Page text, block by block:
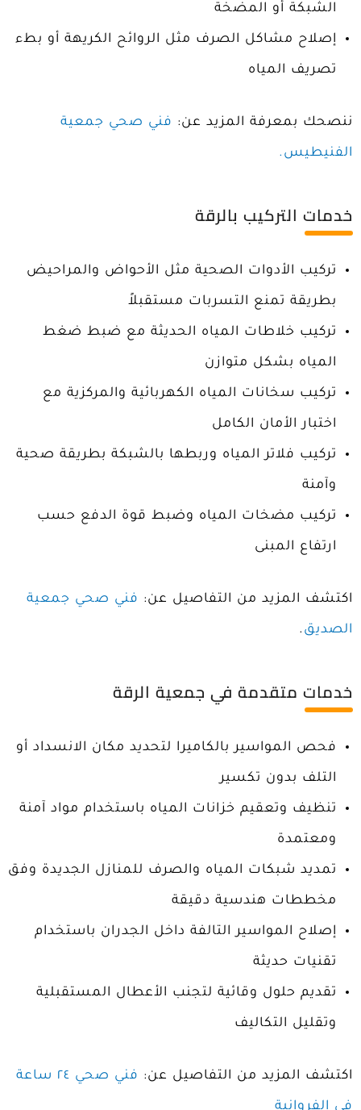
الشبكة أو المضخة
إصلاح مشاكل الصرف مثل الروائح الكريهة أو بطء
تصريف المياه
ننصحك بمعرفة المزيد عن: فني صحي جمعية
الفنيطيس.
خدمات التركيب بالرقة
تركيب الأدوات الصحية مثل الأحواض والمراحيض
بطريقة تمنع التسربات مستقبلاً
تركيب خلاطات المياه الحديثة مع ضبط ضغط
المياه بشكل متوازن
تركيب سخانات المياه الكهربائية والمركزية مع
اختبار الأمان الكامل
تركيب فلاتر المياه وربطها بالشبكة بطريقة صحية
وآمنة
تركيب مضخات المياه وضبط قوة الدفع حسب
ارتفاع المبنى
اكتشف المزيد من التفاصيل عن: فني صحي جمعية
الصديق .
خدمات متقدمة في جمعية الرقة
فحص المواسير بالكاميرا لتحديد مكان الانسداد أو
التلف بدون تكسير
تنظيف وتعقيم خزانات المياه باستخدام مواد آمنة
ومعتمدة
تمديد شبكات المياه والصرف للمنازل الجديدة وفق
مخططات هندسية دقيقة
إصلاح المواسير التالفة داخل الجدران باستخدام
تقنيات حديثة
تقديم حلول وقائية لتجنب الأعطال المستقبلية
وتقليل التكاليف
اكتشف المزيد من التفاصيل عن: فني صحي ٢٤ ساعة
في الفروانية